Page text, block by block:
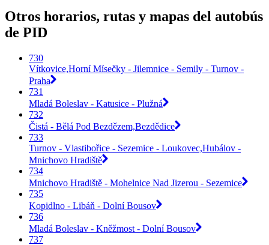
Otros horarios, rutas y mapas del autobús
de PID
730
Vítkovice,Horní Mísečky - Jilemnice - Semily - Turnov -
Praha
731
Mladá Boleslav - Katusice - Plužná
732
Čistá - Bělá Pod Bezdězem,Bezdědice
733
Turnov - Vlastibořice - Sezemice - Loukovec,Hubálov -
Mnichovo Hradiště
734
Mnichovo Hradiště - Mohelnice Nad Jizerou - Sezemice
735
Kopidlno - Libáň - Dolní Bousov
736
Mladá Boleslav - Kněžmost - Dolní Bousov
737